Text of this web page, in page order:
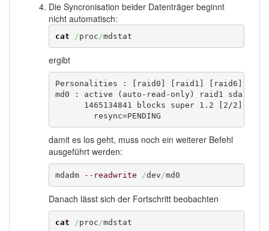
Die Syncronisation beider Datenträger beginnt
nicht automatisch:
cat /proc /mdstat
ergibt
Personalities : [raid0] [raid1] [raid6]
md0 : active (auto-read-only) raid1 sda1[1]
      1465134841 blocks super 1.2 [2/2] [UU]
      	resync=PENDING
damit es los geht, muss noch ein weiterer Befehl
ausgeführt werden:
mdadm --readwrite /dev /md0
Danach lässt sich der Fortschritt beobachten
cat /proc /mdstat